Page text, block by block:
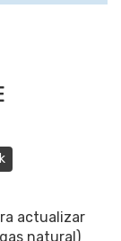
actualizar
natural)